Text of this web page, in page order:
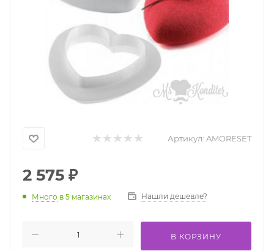
Артикул: AMORESET
2 575 ₽
Много в 5 магазинах Нашли дешевле?
В КОРЗИНУ